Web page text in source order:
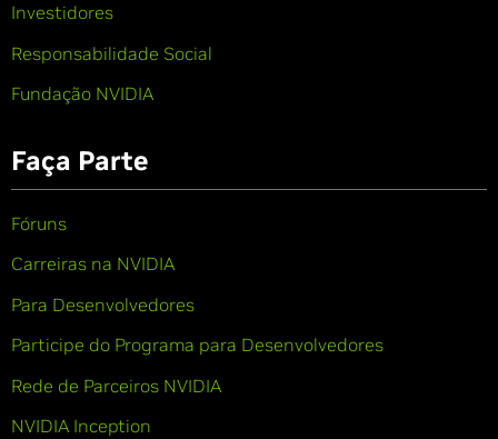
Investidores
Responsabilidade Social
Fundação NVIDIA
Faça Parte
Fóruns
Carreiras na NVIDIA
Para Desenvolvedores
Participe do Programa para Desenvolvedores
Rede de Parceiros NVIDIA
NVIDIA Inception